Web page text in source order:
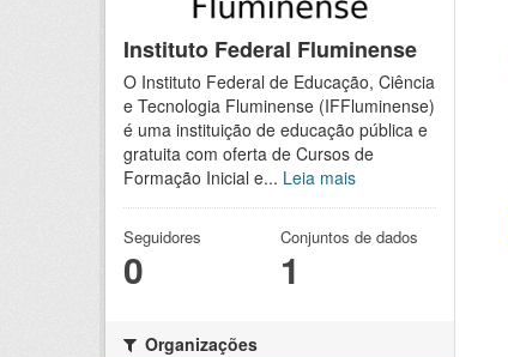
Instituto Federal Fluminense
O Instituto Federal de Educação, Ciência
e Tecnologia Fluminense (IFFluminense)
é uma instituição de educação pública e
gratuita com oferta de Cursos de
Formação Inicial e... Leia mais
Seguidores
0
Conjuntos de dados
1
Organizações